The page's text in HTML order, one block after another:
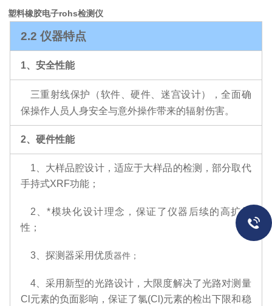
塑料橡胶电子rohs检测仪
2.2 仪器特点
1、安全性能
三重射线保护（软件、硬件、迷宫设计），全面确
保操作人员人身安全与意外操作带来的辐射伤害。
2、硬件性能
1、 大样品腔设计，适应于大样品的检测，部分取代
手持式XRF功能；
2、*模块化设计理念，保证了仪器后续的高扩展
性 ；
3、探测器采用优质器件；
4、采用新型的光路设计，大限度解决了光路对测量
Cl元素的负面影响，保证了氯(Cl)元素的检出下限和稳